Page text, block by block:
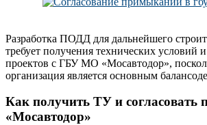
Разработка ПОДД для дальнейшего
требует получения технических условий
проектов с ГБУ МО «Мосавтодор»,
организация является основным
Как получить ТУ и согласовать
«Мосавтодор»